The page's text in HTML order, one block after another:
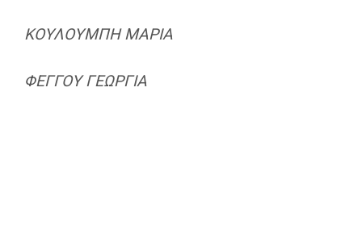
ΚΟΥΛΟΥΜΠΗ ΜΑΡΙΑ
ΦΕΓΓΟΥ ΓΕΩΡΓΙΑ